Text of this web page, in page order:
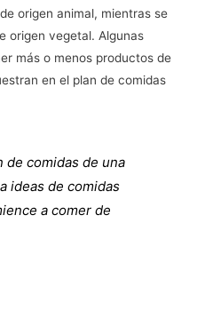
origen animal, mientras se
origen vegetal. Algunas
más o menos productos de
en el plan de comidas
de comidas de una
ideas de comidas
a comer de